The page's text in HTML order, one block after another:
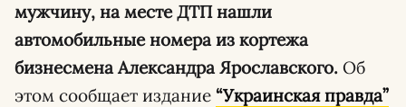
мужчину, на месте ДТП нашли
автомобильные номера из кортежа
бизнесмена Александра Ярославского. Об
этом сообщает издание “Украинская правда”